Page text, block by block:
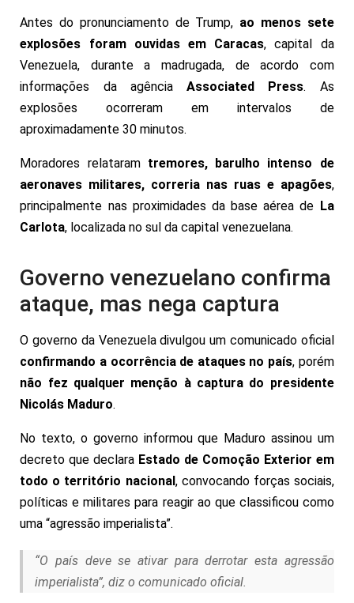
Antes do pronunciamento de Trump, ao menos sete
explosões foram ouvidas em Caracas, capital da
Venezuela, durante a madrugada, de acordo com
informações da agênciaAssociated Press. As
explosões ocorreram em intervalos de
aproximadamente 30 minutos.
Moradores relataram tremores, barulho intenso de
aeronaves militares, correria nas ruas e apagões,
principalmente nas proximidades da base aérea de La
Carlota, localizada no sul da capital venezuelana.
Governo venezuelano confirma
ataque, mas nega captura
O governo da Venezuela divulgou um comunicado oficial
confirmando a ocorrência de ataques no país, porém
não fez qualquer menção à captura do presidente
Nicolás Maduro.
No texto, o governo informou que Maduro assinou um
decreto que declara Estado de Comoção Exterior em
todo o território nacional , convocando forças sociais,
políticas e militares para reagir ao que classificou como
uma “agressão imperialista”.
“O país deve se ativar para derrotar esta agressão
imperialista”, diz o comunicado oficial.